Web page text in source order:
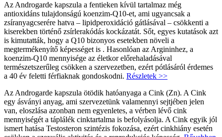
Az Androgarde kapszula a fentieken kívül tartalmaz még
antioxidáns tulajdonságú koenzim-Q10-et, ami ugyancsak a
zsíranyagcserére hatva – lipidperoxidáció gátlásával – csökkenti a
kiserekben történő zsírlerakódás kockázatát. Sőt, egyes kutatások azt
is kimutatták, hogy a Q10 bizonyos esetekben növeli a
megtermékenyítő képességet is . Hasonlóan az Argininhez, a
koenzim-Q10 mennyisége az életkor előrehaladásával
természetszerűleg csökken a szervezetben, ezért pótlásáról érdemes
a 40 év feletti férfiaknak gondoskodni. Részletek >>
Az Androgarde kapszula ötödik hatóanyaga a Cink (Zn). A Cink
egy ásványi anyag, ami szervezetünk valamennyi sejtjében jelen
van, eloszlása azonban nem egyenletes, a vérben lévő cink
mennyiségét a táplálék cinktartalma is befolyásolja. A Cink egyik jól
ismert hatása Testosteron szintézis fokozása, ezért cinkhiány esetén